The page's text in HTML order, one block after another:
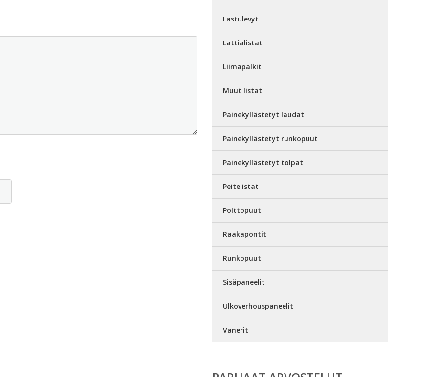
Lastulevyt
Lattialistat
Liimapalkit
Muut listat
Painekyllästetyt laudat
Painekyllästetyt runkopuut
Painekyllästetyt tolpat
Peitelistat
Polttopuut
Raakapontit
Runkopuut
Sisäpaneelit
Ulkoverhouspaneelit
Vanerit